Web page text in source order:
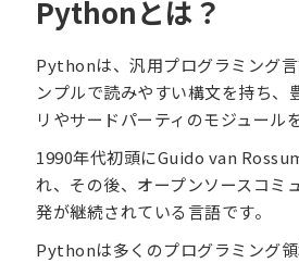
Pythonとは？
Pythonは、汎用プログラミング
ンプルで読みやすい構文を持ち、
リやサードパーティのモジュール
1990年代初頭にGuido van
れ、その後、オープンソースコミ
発が継続されている言語です。
Pythonは多くのプログラミング